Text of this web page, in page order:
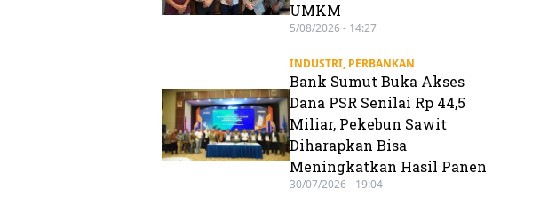
UMKM
5/08/2026 - 14:27
INDUSTRI, PERBANKAN
Bank Sumut Buka Akses
Dana PSR Senilai Rp 44,5
Miliar, Pekebun Sawit
Diharapkan Bisa
Meningkatkan Hasil Panen
30/07/2026 - 19:04